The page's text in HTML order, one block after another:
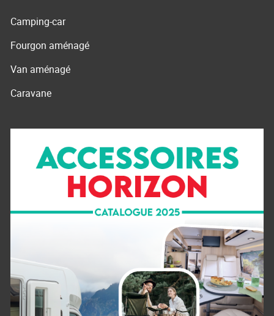
Camping-car
Fourgon aménagé
Van aménagé
Caravane